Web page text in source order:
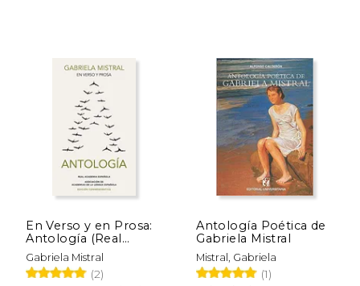
12%
dcto.
En Verso y en Prosa:
Antología (Real
Academia Española)
Gabriela Mistral
(2)
Antología Poética de
Gabriela Mistral
Mistral, Gabriela
(1)